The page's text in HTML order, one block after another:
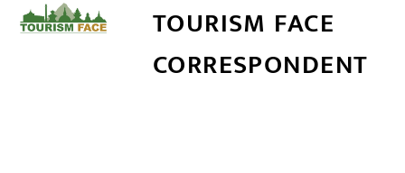
TOURISM FACE
CORRESPONDENT